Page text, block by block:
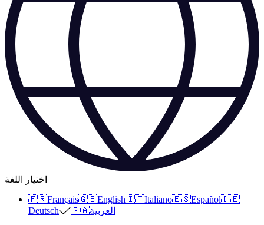
اختيار اللغة
🇫🇷Français🇬🇧English🇮🇹Italiano🇪🇸Español🇩🇪
Deutsch
🇸🇦العربية